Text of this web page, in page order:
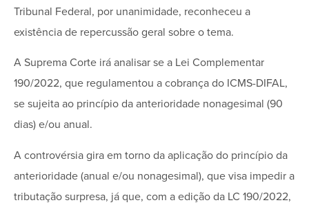
Tribunal Federal, por unanimidade, reconheceu a
existência de repercussão geral sobre o tema.
A Suprema Corte irá analisar se a Lei Complementar
190/2022, que regulamentou a cobrança do ICMS-DIFAL,
se sujeita ao princípio da anterioridade nonagesimal (90
dias) e/ou anual.
A controvérsia gira em torno da aplicação do princípio da
anterioridade (anual e/ou nonagesimal), que visa impedir a
tributação surpresa, já que, com a edição da LC 190/2022,